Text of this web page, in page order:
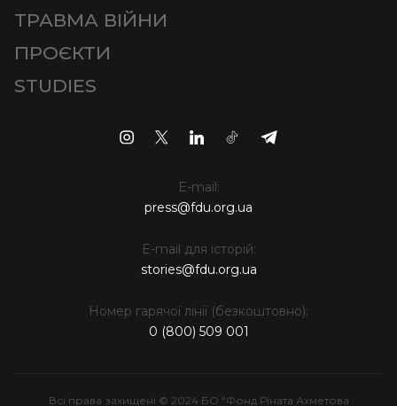
ТРАВМА ВІЙНИ
ПРОЄКТИ
STUDIES
E-mail:
press@fdu.org.ua
E-mail для історій:
stories@fdu.org.ua
Номер гарячої лінії (безкоштовно):
0 (800) 509 001
Всі права захищені © 2024 БО "Фонд Ріната Ахметова